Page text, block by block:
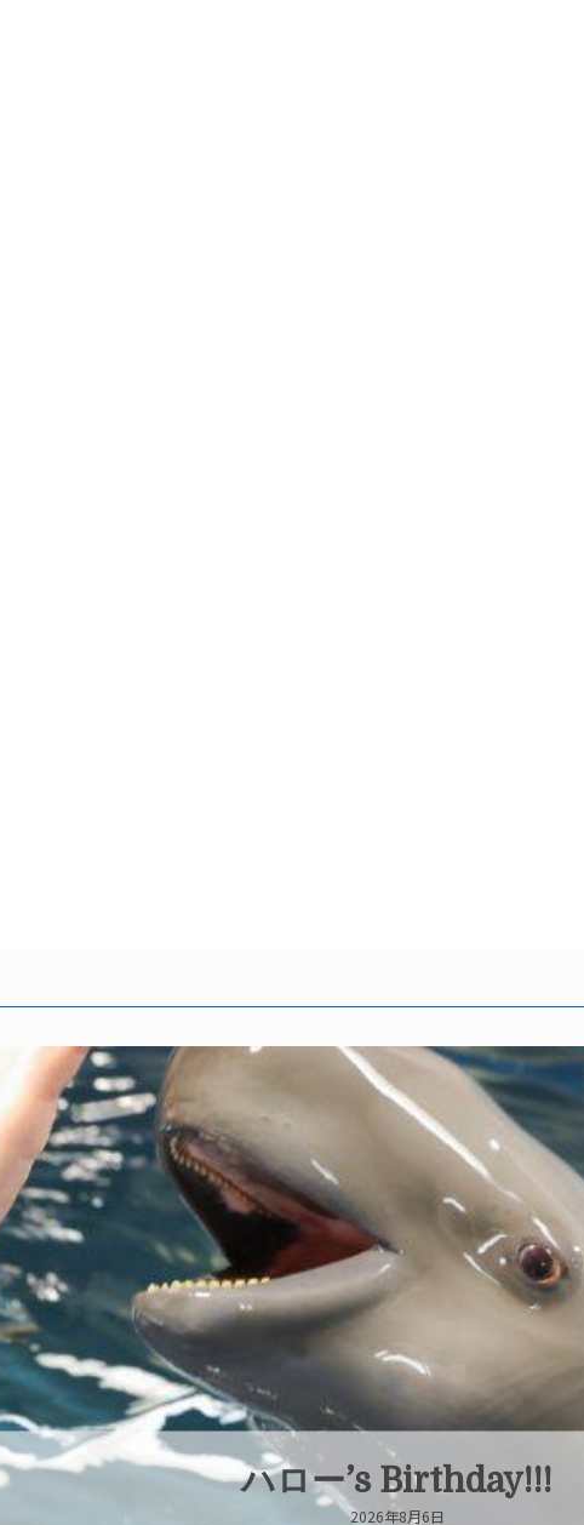
ハロー’s Birthday!!!
2026年8月6日